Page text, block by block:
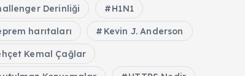
Derinliği H1N1
harıtaları Kevin J. Anderson
Kemal Çağlar